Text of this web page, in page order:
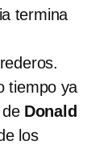
termina
tiempo ya
Donald
los